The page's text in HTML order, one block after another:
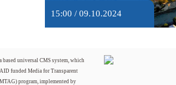
15:00 / 09.10.2024
based universal CMS system, which
funded Media for Transparent
program, implemented by